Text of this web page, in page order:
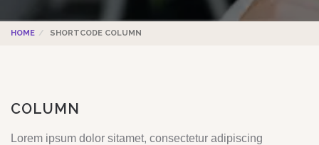
HOME SHORTCODE COLUMN
COLUMN
Lorem ipsum dolor sitamet, consectetur adipiscing